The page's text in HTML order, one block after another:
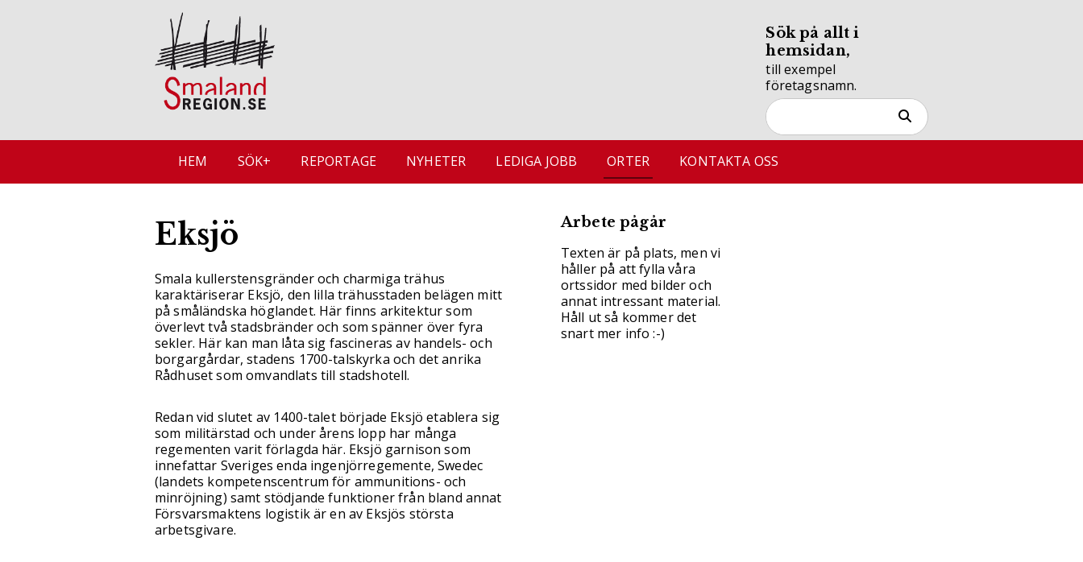
Sök på allt i
hemsidan,
till exempel
företagsnamn.
HEM SÖK+ REPORTAGE NYHETER LEDIGA JOBB ORTER KONTAKTA OSS
Eksjö
Smala kullerstensgränder och charmiga trähus
karaktäriserar Eksjö, den lilla trähusstaden belägen mitt
på småländska höglandet. Här finns arkitektur som
överlevt två stadsbränder och som spänner över fyra
sekler. Här kan man låta sig fascineras av handels- och
borgargårdar, stadens 1700-talskyrka och det anrika
Rådhuset som omvandlats till stadshotell.
Redan vid slutet av 1400-talet började Eksjö etablera sig
som militärstad och under årens lopp har många
regementen varit förlagda här. Eksjö garnison som
innefattar Sveriges enda ingenjörregemente, Swedec
(landets kompetenscentrum för ammunitions- och
minröjning) samt stödjande funktioner från bland annat
Försvarsmaktens logistik är en av Eksjös största
arbetsgivare.
Arbete pågår
Texten är på plats, men vi
håller på att fylla våra
ortssidor med bilder och
annat intressant material.
Håll ut så kommer det
snart mer info :-)